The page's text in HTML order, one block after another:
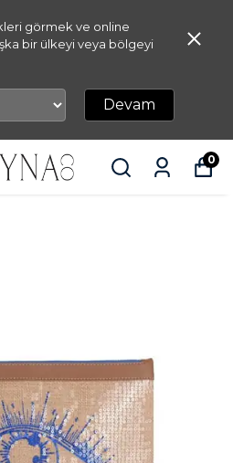
görmek ve online
bir ülkeyi veya bölgeyi
Devam
0